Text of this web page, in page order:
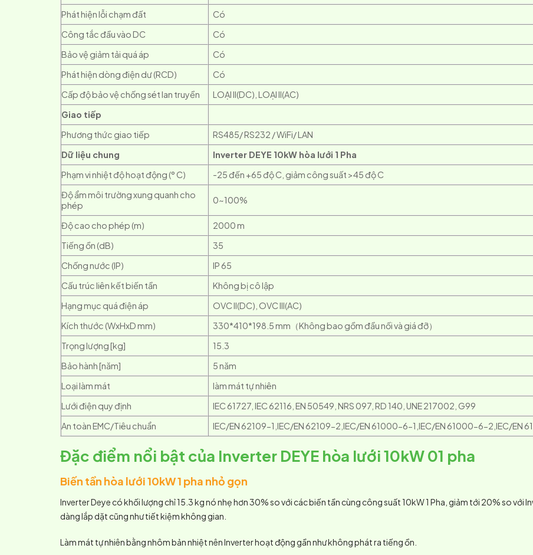
Phát hiện lỗi chạm đất
Có
Công tắc đầu vào DC
Có
Bảo vệ giảm tải quá áp
Có
Phát hiện dòng điện dư (RCD)
Có
Cấp độ bảo vệ chống sét lan truyền
LOẠI II(DC), LOẠI II(AC)
Giao tiếp
Phương thức giao tiếp
RS485/ RS232 / WiFi/ LAN
Dữ liệu chung
Inverter DEYE 10kW hòa lưới 1 Pha
Phạm vi nhiệt độ hoạt động (° C)
-25 đến +65 độ C, giảm công suất >45 độ C
Độ ẩm môi trường xung quanh cho
phép
0~100%
Độ cao cho phép (m)
2000 m
Tiếng ồn (dB)
35
Chống nước (IP)
IP 65
Cấu trúc liên kết biến tần
Không bị cô lập
Hạng mục quá điện áp
OVC II(DC), OVC III(AC)
Kích thước (WxHxD mm)
330*410*198.5 mm（Không bao gồm đầu nối và giá đỡ）
Trọng lượng [kg]
15.3
Bảo hành [năm]
5 năm
Loại làm mát
làm mát tự nhiên
Lưới điện quy định
IEC 61727, IEC 62116, EN 50549, NRS 097, RD 140, UNE 217002, G99
An toàn EMC/Tiêu chuẩn
IEC/EN 62109-1,IEC/EN 62109-2,IEC/EN 61000-6-1,IEC/EN 61000-6-2,IEC/
Đặc điểm nổi bật của Inverter DEYE hòa lưới 10kW 01 pha
Biến tần hòa lưới 10kW 1 pha nhỏ gọn
Inverter Deye có khối lượng chỉ 15.3 kg nó nhẹ hơn 30% so với các biến tần cùng công suất 10kW 1 Pha, giảm tới 20% so với
dàng lắp dặt cũng như tiết kiệm không gian.
Làm mát tự nhiên bằng nhôm bản nhiệt nên Inverter hoạt động gần như không phát ra tiếng ồn.